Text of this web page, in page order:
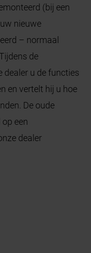
(bij een
nieuwe
– normaal
de
dealer u de functies
en vertelt hij u hoe
De oude
een
dealer